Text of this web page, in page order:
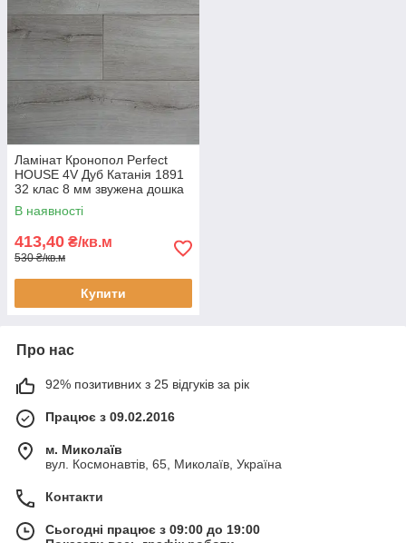
Ламінат Кронопол Perfect
HOUSE 4V Дуб Катанія 1891
32 клас 8 мм звужена дошка
з фаскою
В наявності
413,40 ₴/кв.м
530 ₴/кв.м
Купити
Про нас
92% позитивних з 25 відгуків за рік
Працює з 09.02.2016
м. Миколаїв
вул. Космонавтів, 65, Миколаїв, Україна
Контакти
Сьогодні працює з 09:00 до 19:00